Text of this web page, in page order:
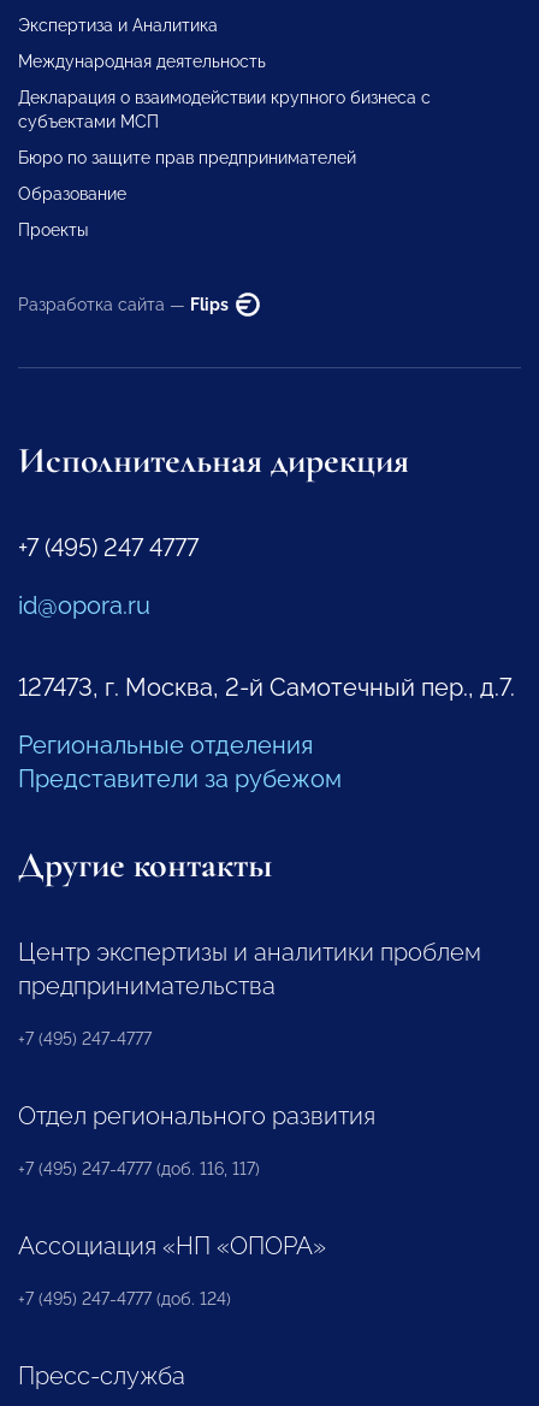
Экспертиза и Аналитика
Международная деятельность
Декларация о взаимодействии крупного бизнеса с
субъектами МСП
Бюро по защите прав предпринимателей
Образование
Проекты
Разработка сайта — Flips
Исполнительная дирекция
+7 (495) 247 4777
id@opora.ru
127473, г. Москва, 2-й Самотечный пер., д.7.
Региональные отделения
Представители за рубежом
Другие контакты
Центр экспертизы и аналитики проблем
предпринимательства
+7 (495) 247-4777
Отдел регионального развития
+7 (495) 247-4777 (доб. 116, 117)
Ассоциация «НП «ОПОРА»
+7 (495) 247-4777 (доб. 124)
Пресс-служба